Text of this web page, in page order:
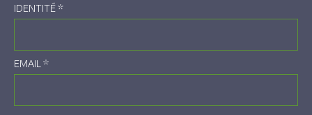
IDENTITÉ*
EMAIL*